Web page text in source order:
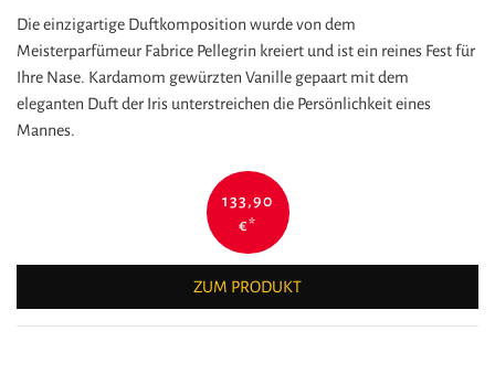
Die einzigartige Duftkomposition wurde von dem
Meisterparfümeur Fabrice Pellegrin kreiert und ist ein reines Fest für
Ihre Nase. Kardamom gewürzten Vanille gepaart mit dem
eleganten Duft der Iris unterstreichen die Persönlichkeit eines
Mannes.
133,90
€*
ZUM PRODUKT